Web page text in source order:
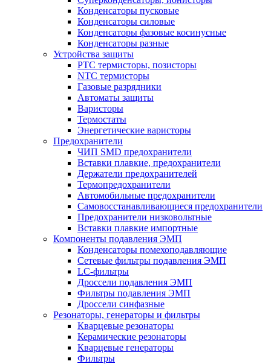
Конденсаторы пусковые
Конденсаторы силовые
Конденсаторы фазовые косинусные
Конденсаторы разные
Устройства защиты
PTC термисторы, позисторы
NTC термисторы
Газовые разрядники
Автоматы защиты
Варисторы
Термостаты
Энергетические варисторы
Предохранители
ЧИП SMD предохранители
Вставки плавкие, предохранители
Держатели предохранителей
Термопредохранители
Автомобильные предохранители
Самовосстанавливающиеся предохранители
Предохранители низковольтные
Вставки плавкие импортные
Компоненты подавления ЭМП
Конденсаторы помехоподавляющие
Сетевые фильтры подавления ЭМП
LC-фильтры
Дроссели подавления ЭМП
Фильтры подавления ЭМП
Дроссели синфазные
Резонаторы, генераторы и фильтры
Кварцевые резонаторы
Керамические резонаторы
Кварцевые генераторы
Фильтры